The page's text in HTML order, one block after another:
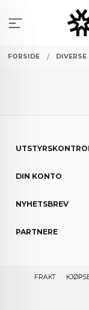
innholdet
FORSIDE DIVERSE
DIN KONTO
NYHETSBREV
PARTNERE
FRAKT